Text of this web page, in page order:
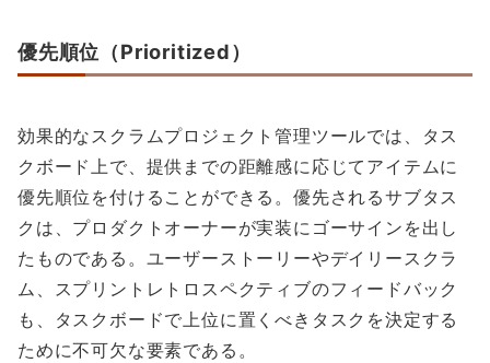
優先順位（Prioritized）
効果的なスクラムプロジェクト管理ツールでは、タス
クボード上で、提供までの距離感に応じてアイテムに
優先順位を付けることができる。優先されるサブタス
クは、プロダクトオーナーが実装にゴーサインを出し
たものである。ユーザーストーリーやデイリースクラ
ム、スプリントレトロスペクティブのフィードバック
も、タスクボードで上位に置くべきタスクを決定する
ために不可欠な要素である。